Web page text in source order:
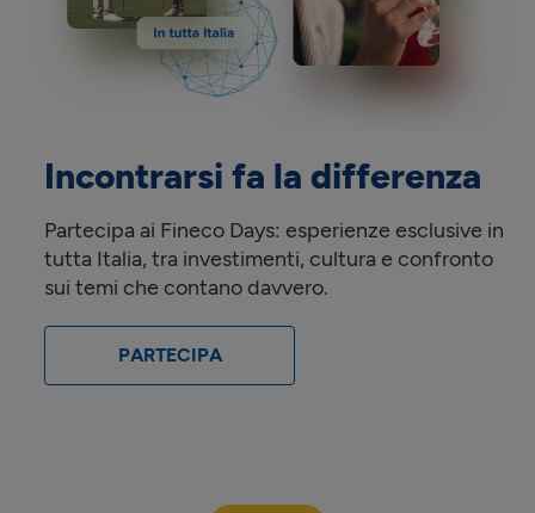
Incontrarsi fa la differenza
Partecipa ai Fineco Days: esperienze esclusive in
tutta Italia, tra investimenti, cultura e confronto
sui temi che contano davvero.
PARTECIPA